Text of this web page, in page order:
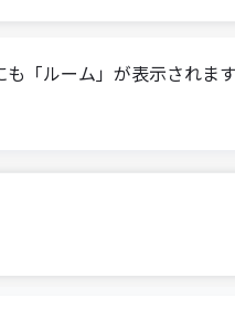
「ルーム」が表示されます